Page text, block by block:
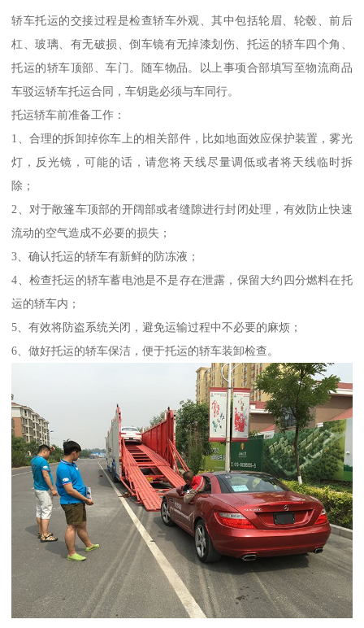
轿车托运的交接过程是检查轿车外观、其中包括轮眉、轮毂、前后
杠、玻璃、有无破损、倒车镜有无掉漆划伤、托运的轿车四个角、
托运的轿车顶部、车门。随车物品。以上事项合部填写至物流商品
车驳运轿车托运合同，车钥匙必须与车同行。
托运轿车前准备工作：
1、合理的拆卸掉你车上的相关部件，比如地面效应保护装置，雾光
灯，反光镜，可能的话，请您将天线尽量调低或者将天线临时拆
除；
2、对于敞篷车顶部的开阔部或者缝隙进行封闭处理，有效防止快速
流动的空气造成不必要的损失；
3、确认托运的轿车有新鲜的防冻液；
4、检查托运的轿车蓄电池是不是存在泄露，保留大约四分燃料在托
运的轿车内；
5、有效将防盗系统关闭，避免运输过程中不必要的麻烦；
6、做好托运的轿车保洁，便于托运的轿车装卸检查。